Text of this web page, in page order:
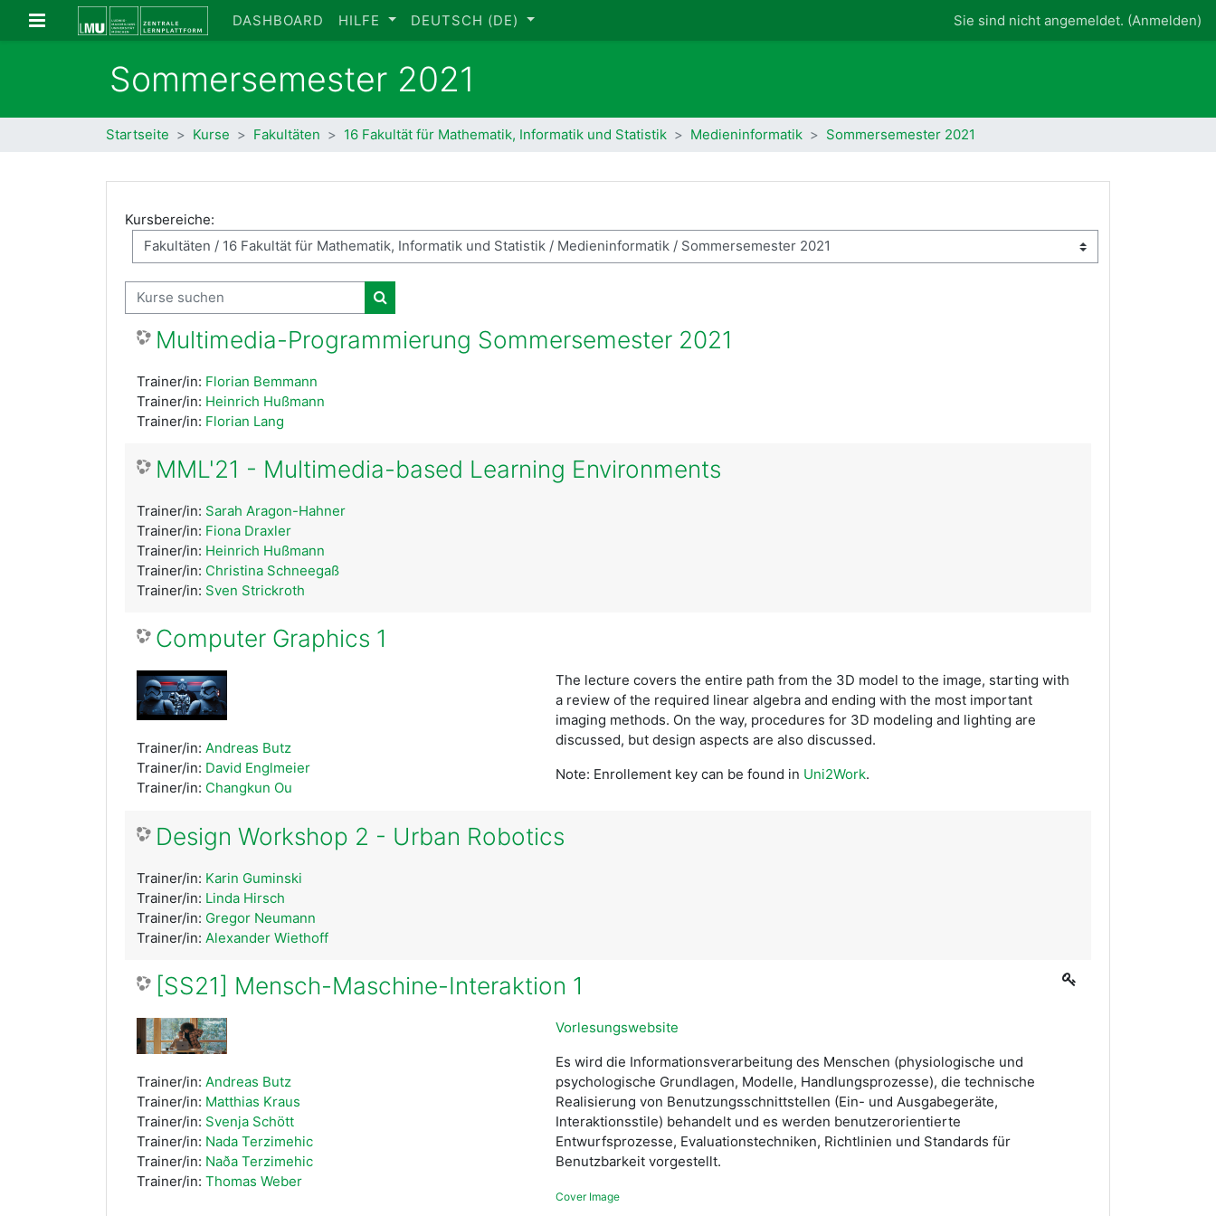
Zum Hauptinhalt
Website-Übersicht DASHBOARD HILFE DEUTSCH ‎(DE)‎ Sie sind nicht angemeldet. (Anmelden)
Sommersemester 2021
Startseite Kurse Fakultäten 16 Fakultät für Mathematik, Informatik und Statistik Medieninformatik Sommersemester 2021
Kursbereiche:
Kurse suchen
Kurse suchen
Multimedia-Programmierung Sommersemester 2021
Trainer/in: Florian Bemmann
Trainer/in: Heinrich Hußmann
Trainer/in: Florian Lang
MML'21 - Multimedia-based Learning Environments
Trainer/in: Sarah Aragon-Hahner
Trainer/in: Fiona Draxler
Trainer/in: Heinrich Hußmann
Trainer/in: Christina Schneegaß
Trainer/in: Sven Strickroth
Computer Graphics 1
The lecture covers the entire path from the 3D model to the image, starting with
a review of the required linear algebra and ending with the most important
imaging methods. On the way, procedures for 3D modeling and lighting are
discussed, but design aspects are also discussed.
Note: Enrollement key can be found in Uni2Work.
Trainer/in: Andreas Butz
Trainer/in: David Englmeier
Trainer/in: Changkun Ou
Design Workshop 2 - Urban Robotics
Trainer/in: Karin Guminski
Trainer/in: Linda Hirsch
Trainer/in: Gregor Neumann
Trainer/in: Alexander Wiethoff
[SS21] Mensch-Maschine-Interaktion 1
Vorlesungswebsite
Es wird die Informationsverarbeitung des Menschen (physiologische und
psychologische Grundlagen, Modelle, Handlungsprozesse), die technische
Realisierung von Benutzungsschnittstellen (Ein- und Ausgabegeräte,
Interaktionsstile) behandelt und es werden benutzerorientierte
Entwurfsprozesse, Evaluationstechniken, Richtlinien und Standards für
Benutzbarkeit vorgestellt.
Cover Image
Trainer/in: Andreas Butz
Trainer/in: Matthias Kraus
Trainer/in: Svenja Schött
Trainer/in: Nada Terzimehic
Trainer/in: Naða Terzimehic
Trainer/in: Thomas Weber